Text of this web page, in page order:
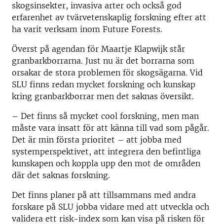
skogsinsekter, invasiva arter och också god
erfarenhet av tvärvetenskaplig forskning efter att
ha varit verksam inom Future Forests.
Överst på agendan för Maartje Klapwijk står
granbarkborrarna. Just nu är det borrarna som
orsakar de stora problemen för skogsägarna. Vid
SLU finns redan mycket forskning och kunskap
kring granbarkborrar men det saknas översikt.
– Det finns så mycket cool forskning, men man
måste vara insatt för att känna till vad som pågår.
Det är min första prioritet – att jobba med
systemperspektivet, att integrera den befintliga
kunskapen och koppla upp den mot de områden
där det saknas forskning.
Det finns planer på att tillsammans med andra
forskare på SLU jobba vidare med att utveckla och
validera ett risk-index som kan visa på risken för